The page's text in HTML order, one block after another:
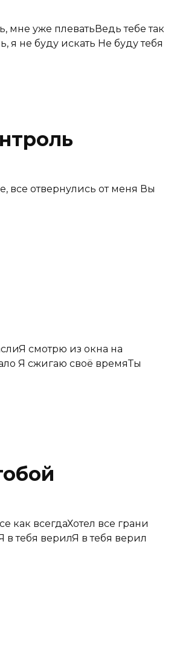
уже плеватьВедь тебе так
не буду искать Не буду тебя
все отвернулись от меня Вы
смотрю из окна на
Я сжигаю своё времяТы
всегдаХотел все грани
в тебя верилЯ в тебя верил